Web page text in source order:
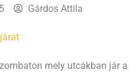
Gárdos Attila
mely utcákban jár a